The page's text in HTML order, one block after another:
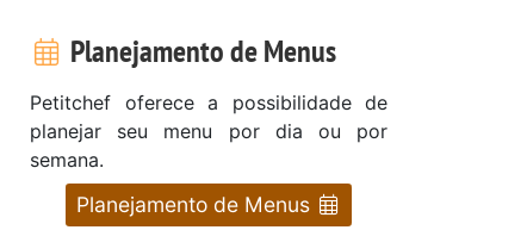
Planejamento de Menus
Petitchef oferece a possibilidade de
planejar seu menu por dia ou por
semana.
Planejamento de Menus